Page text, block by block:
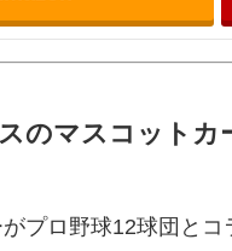
のマスコットカ
プロ野球12球団と